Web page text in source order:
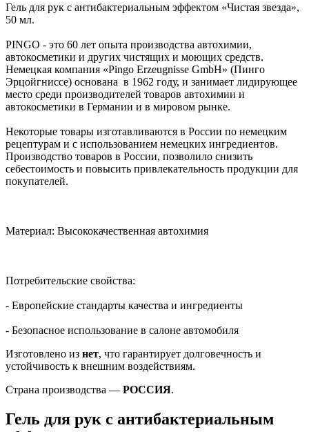
Гель для рук с антибактериальным эффектом «Чистая звезда»,
50 мл.
PINGO - это 60 лет опыта производства автохимии,
автокосметики и других чистящих и моющих средств.
Немецкая компания «Pingo Erzeugnisse GmbH» (Пинго
Эрцойгниссе) основана в 1962 году, и занимает лидирующее
место среди производителей товаров автохимии и
автокосметики в Германии и в мировом рынке.
Некоторые товары изготавливаются в России по немецким
рецептурам и с использованием немецких ингредиентов.
Производство товаров в России, позволило снизить
себестоимость и повысить привлекательность продукции для
покупателей.
Материал: Высококачественная автохимия
Потребительские свойства:
- Европейские стандарты качества и ингредиенты
- Безопасное использование в салоне автомобиля
Изготовлено из нет, что гарантирует долговечность и
устойчивость к внешним воздействиям.
Страна производства — РОССИЯ.
Гель для рук с антибактериальным